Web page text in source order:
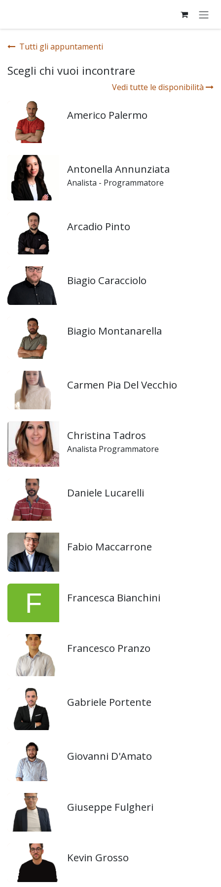
Tutti gli appuntamenti
Scegli chi vuoi incontrare
Vedi tutte le disponibilità
Americo Palermo
Antonella Annunziata
Analista - Programmatore
Arcadio Pinto
Biagio Caracciolo
Biagio Montanarella
Carmen Pia Del Vecchio
Christina Tadros
Analista Programmatore
Daniele Lucarelli
Fabio Maccarrone
Francesca Bianchini
Francesco Pranzo
Gabriele Portente
Giovanni D'Amato
Giuseppe Fulgheri
Kevin Grosso